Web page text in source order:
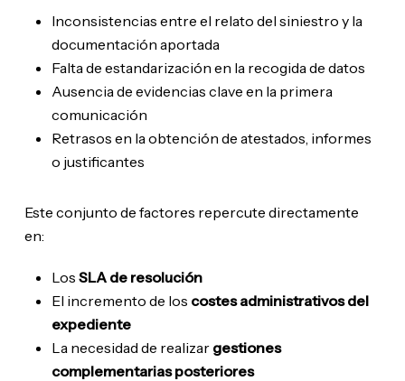
Inconsistencias entre el relato del siniestro y la
documentación aportada
Falta de estandarización en la recogida de datos
Ausencia de evidencias clave en la primera
comunicación
Retrasos en la obtención de atestados, informes
o justificantes
Este conjunto de factores repercute directamente
en:
Los SLA de resolución
El incremento de los costes administrativos del
expediente
La necesidad de realizar gestiones
complementarias posteriores